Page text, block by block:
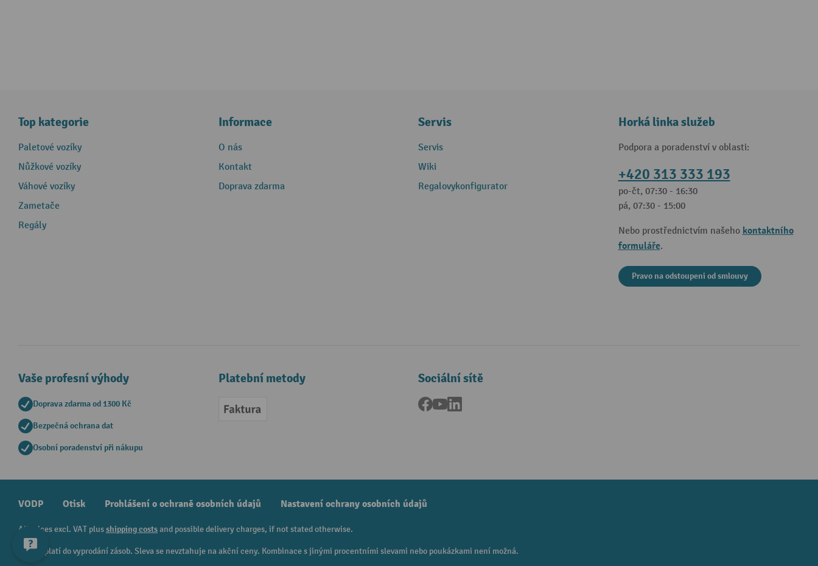
Top kategorie
Paletové vozíky
Nůžkové vozíky
Váhové vozíky
Zametače
Regály
Informace
O nás
Kontakt
Doprava zdarma
Servis
Servis
Wiki
Regalovykonfigurator
Horká linka služeb
Podpora a poradenství v oblasti:
+420 313 333 193
po-čt, 07:30 - 16:30
pá, 07:30 - 15:00
Nebo prostřednictvím našeho kontaktního
formuláře.
Pravo na odstoupeni od smlouvy
Vaše profesní výhody
Doprava zdarma od 1300 Kč
Bezpečná ochrana dat
Osobní poradenství při nákupu
Platební metody
Faktura
Sociální sítě
Facebook
YouTube
VODP Otisk Prohlášení o ochraně osobních údajů Nastavení ochrany osobních údajů
All prices excl. VAT plusshipping costsand possible delivery charges, if not stated otherwise.
¹ Sleva platí do vyprodání zásob. Sleva se nevztahuje na akční ceny. Kombinace s jinými procentními slevami nebo poukázkami není možná.